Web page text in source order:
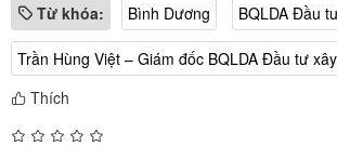
Từ khóa:
Bình Dương BQLDA Đầu
Trần Hùng Việt – Giám đốc BQLDA Đầu tư
Thích